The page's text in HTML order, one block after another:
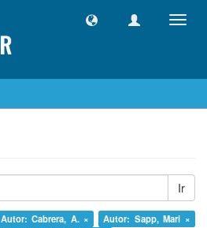
Ir
Autor: Cabrera, A. ×
Autor: Sapp, Mari ×